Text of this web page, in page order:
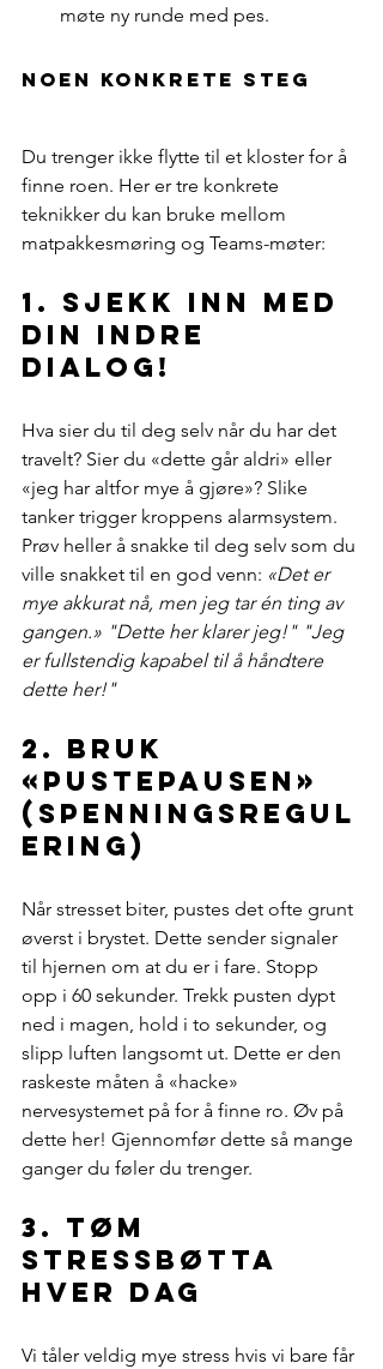
møte ny runde med pes.
Noen konkrete steG
Du trenger ikke flytte til et kloster for å
finne roen. Her er tre konkrete
teknikker du kan bruke mellom
matpakkesmøring og Teams-møter:
1. Sjekk inn med
din indre
dialog!
Hva sier du til deg selv når du har det
travelt? Sier du «dette går aldri» eller
«jeg har altfor mye å gjøre»? Slike
tanker trigger kroppens alarmsystem.
Prøv heller å snakke til deg selv som du
ville snakket til en god venn: «Det er
mye akkurat nå, men jeg tar én ting av
gangen.» "Dette her klarer jeg!" "Jeg
er fullstendig kapabel til å håndtere
dette her!"
2. Bruk
«pustepausen»
(Spenningsregul
ering)
Når stresset biter, pustes det ofte grunt
øverst i brystet. Dette sender signaler
til hjernen om at du er i fare. Stopp
opp i 60 sekunder. Trekk pusten dypt
ned i magen, hold i to sekunder, og
slipp luften langsomt ut. Dette er den
raskeste måten å «hacke»
nervesystemet på for å finne ro. Øv på
dette her! Gjennomfør dette så mange
ganger du føler du trenger.
3. Tøm
stressbøtta
hver dag
Vi tåler veldig mye stress hvis vi bare får